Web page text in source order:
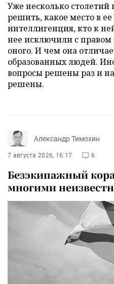
Уже несколько столетий
решить, какое место в
интеллигенция, кто к
нее исключили с правом
оного. И чем она
образованных людей.
вопросы решены раз и
решены.
Александр Тимохин
7 августа 2026, 16:17 6
Безэкипажный
многими